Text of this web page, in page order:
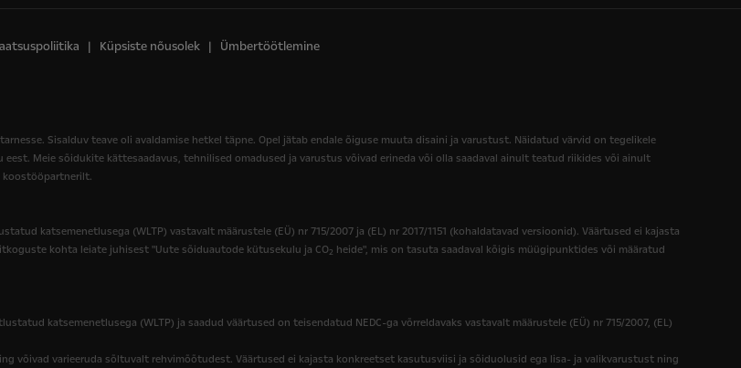
Küpsiste nõusolek Ümbertöötlemine
Sisalduv teave oli avaldamise hetkel täpne. Opel jätab endale õiguse muuta disaini ja varustust. Näidatud värvid on tegelikele
Meie sõidukite kättesaadavus, tehnilised omadused ja varustus võivad erineda või olla saadaval ainult teatud riikides või ainult
koostööpartnerilt.
katsemenetlusega (WLTP) vastavalt määrustele (EÜ) nr 715/2007 ja (EL) nr 2017/1151 (kohaldatavad versioonid). Väärtused ei kajasta
kohta leiate juhisest "Uute sõiduautode kütusekulu ja CO2 heide", mis on tasuta saadaval kõigis müügipunktides või määratud
katsemenetlusega (WLTP) ja saadud väärtused on teisendatud NEDC-ga võrreldavaks vastavalt määrustele (EÜ) nr 715/2007, (EL)
võivad varieeruda sõltuvalt rehvimõõtudest. Väärtused ei kajasta konkreetset kasutusviisi ja sõiduolusid ega lisa- ja valikvarustust ning